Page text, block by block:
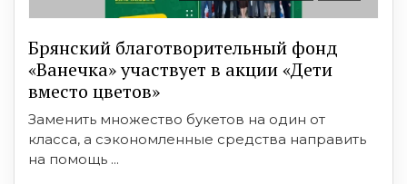
Брянский благотворительный фонд
«Ванечка» участвует в акции «Дети
вместо цветов»
Заменить множество букетов на один от
класса, а сэкономленные средства направить
на помощь ...